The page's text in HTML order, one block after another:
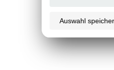
Auswahl